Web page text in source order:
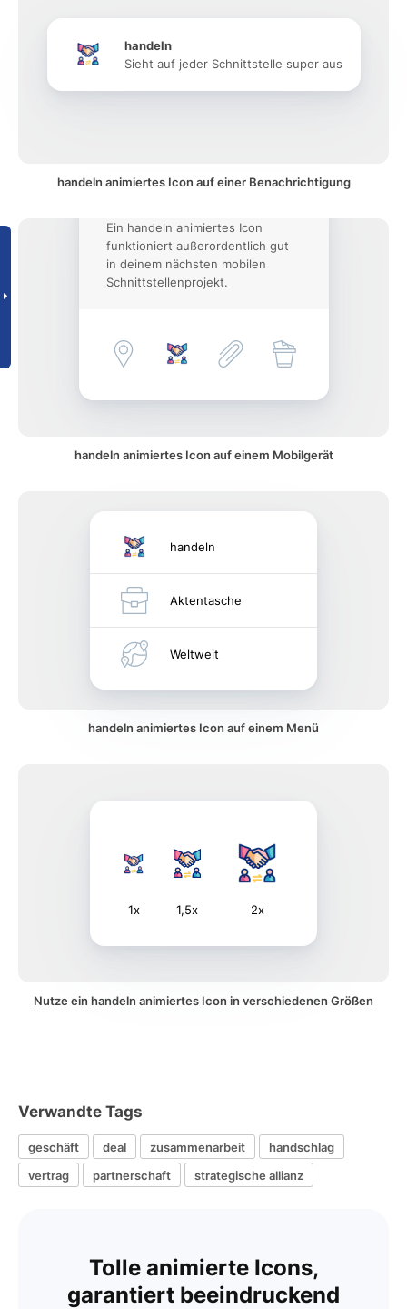
handeln
Sieht auf jeder Schnittstelle super aus
handeln animiertes Icon auf einer Benachrichtigung
Ein handeln animiertes Icon
funktioniert außerordentlich gut
in deinem nächsten mobilen
Schnittstellenprojekt.
handeln animiertes Icon auf einem Mobilgerät
handeln
Aktentasche
Weltweit
handeln animiertes Icon auf einem Menü
1x 1,5x 2x
Nutze ein handeln animiertes Icon in verschiedenen Größen
Verwandte Tags
geschäft deal zusammenarbeit
handschlag
vertrag
partnerschaft strategische allianz
Tolle animierte Icons,
garantiert beeindruckend